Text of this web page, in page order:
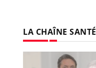
LA CHAÎNE SANTÉ